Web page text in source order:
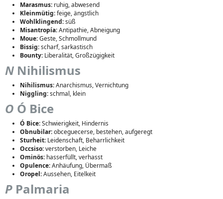
Marasmus: ruhig, abwesend
Kleinmütig:feige, ängstlich
Wohlklingend:süß
Misantropía:Antipathie, Abneigung
Moue:Geste, Schmollmund
Bissig:scharf, sarkastisch
Bounty: Liberalität, Großzügigkeit
N Nihilismus
Nihilismus:Anarchismus, Vernichtung
Niggling:schmal, klein
O Ó Bice
Ó Bice:Schwierigkeit, Hindernis
Obnubilar:obceguecerse, bestehen, aufgeregt
Sturheit: Leidenschaft, Beharrlichkeit
Occsiso:verstorben, Leiche
Ominös: hasserfüllt, verhasst
Opulence:Anhäufung, Übermaß
Oropel:Aussehen, Eitelkeit
P Palmaria